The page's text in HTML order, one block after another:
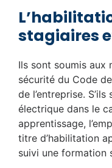
stagiaires
Ils sont soumis aux
sécurité du Code
de l’entreprise.
électrique dans le
apprentissage,
titre d’habilitation
suivi une formation